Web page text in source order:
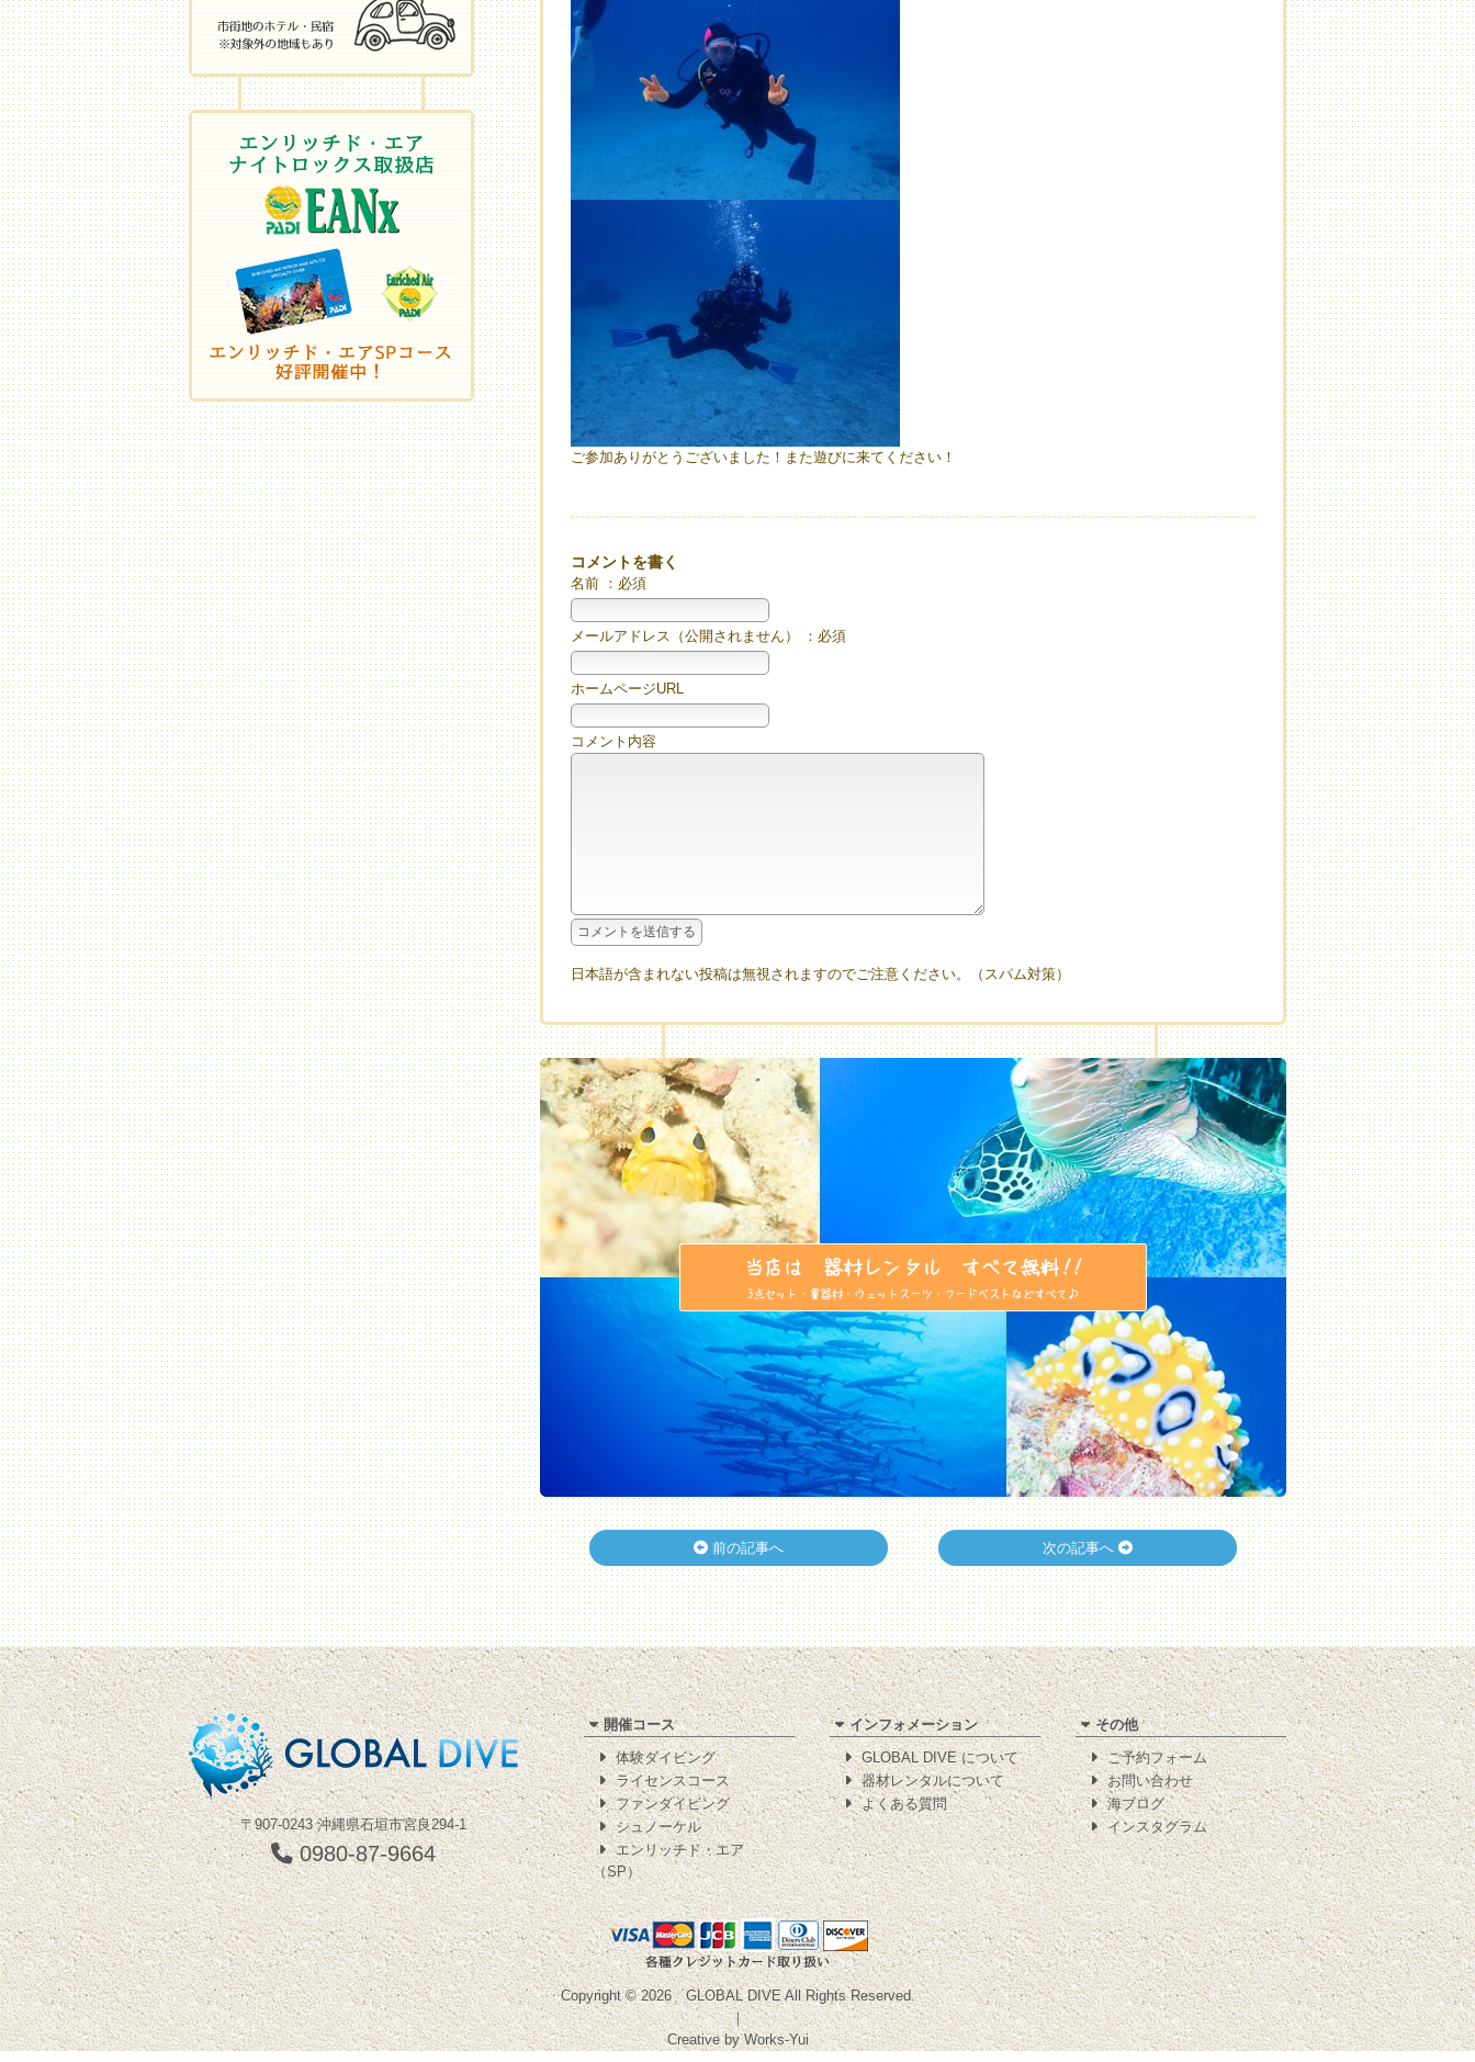
ご参加ありがとうございました！また遊びに来てください！
コメントを書く
名前 ：必須
メールアドレス（公開されません） ：必須
ホームページURL
コメント内容
日本語が含まれない投稿は無視されますのでご注意ください。（スパム対策）
前の記事へ 次の記事へ
〒907-0243 沖縄県石垣市宮良294-1
0980-87-9664
開催コース
体験ダイビング
ライセンスコース
ファンダイビング
シュノーケル
エンリッチド・エア
（SP）
インフォメーション
GLOBAL DIVE について
器材レンタルについて
よくある質問
その他
ご予約フォーム
お問い合わせ
海ブログ
インスタグラム
Copyright © 2026GLOBAL DIVEAll Rights Reserved.
｜
Creative byWorks-Yui